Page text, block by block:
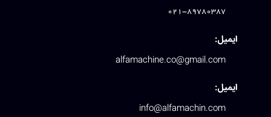
021-89780387
ایمیل:
alfamachine.co@gmail.com
ایمیل:
info@alfamachin.com